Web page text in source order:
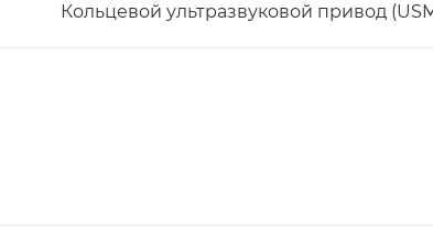
Кольцевой ультразвуковой привод